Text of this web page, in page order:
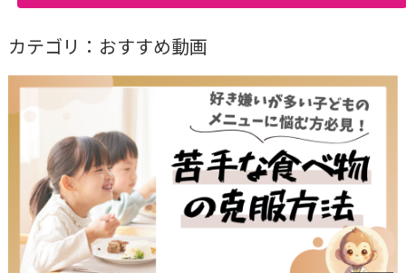
カテゴリ：おすすめ動画